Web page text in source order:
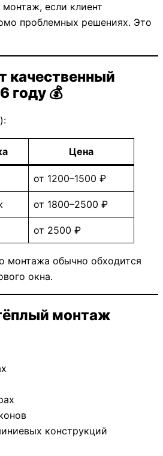
если клиент
проблемных решениях. Это
качественный
году 💰
Цена
от 1200–1500 ₽
от 1800–2500 ₽
от 2500 ₽
монтажа обычно обходится
окна.
монтаж
конструкций